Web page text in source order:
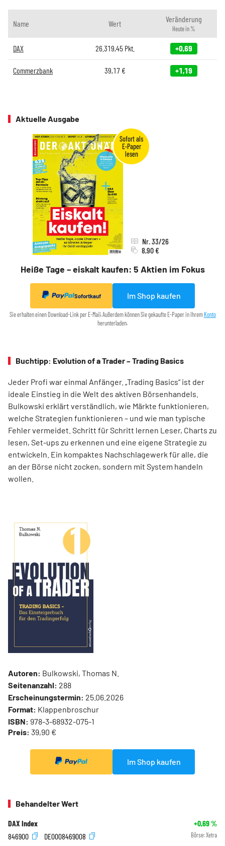
Name Wert Veränderung
Heute in %
DAX 26.319,45Pkt. +0,69
Commerzbank 39,17€ +1,19
Aktuelle Ausgabe
Heiße Tage – eiskalt kaufen: 5 Aktien im Fokus
Nr. 33/26
8,90 €
Sofortkauf Im Shop kaufen
Sie erhalten einen Download-Link per E-Mail. Außerdem können Sie gekaufte E-Paper in Ihrem Konto
herunterladen.
Buchtipp: Evolution of a Trader – Trading Basics
Jeder Profi war einmal Anfänger. „Trading Basics“ ist der
ideale Einstieg in die Welt des aktiven Börsenhandels.
Bulkowski erklärt verständlich, wie Märkte funktionieren,
welche Strategien funktionieren – und wie man typische
Fehler vermeidet. Schritt für Schritt lernen Leser, Charts zu
lesen, Set-ups zu erkennen und eine eigene Strategie zu
entwickeln. Ein kompaktes Nachschlagewerk für alle, die
an der Börse nicht zocken, sondern mit System handeln
wollen.
Autoren: Bulkowski, Thomas N.
Seitenanzahl: 288
Erscheinungstermin: 25.06.2026
Format: Klappenbroschur
ISBN: 978-3-68932-075-1
Preis: 39,90 €
Im Shop kaufen
Behandelter Wert
DAX Index +0,69%
846900
DE0008469008 Börse: Xetra